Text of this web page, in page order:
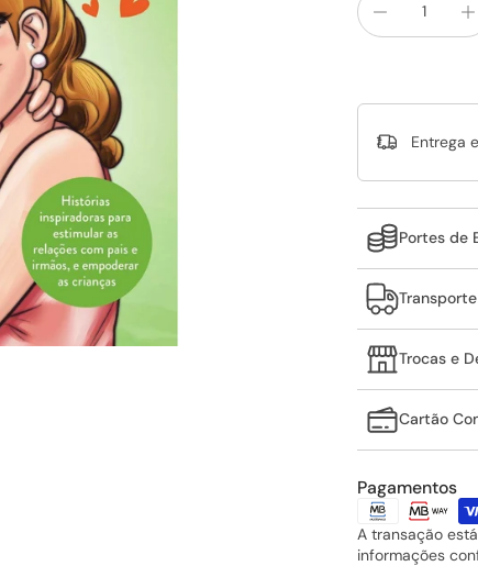
Entrega
Portes de
Trocas e
Cartão
Pagamentos
A transação
informações